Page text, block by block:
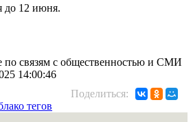
до 12 июня.
связям с общественностью и СМИ
14:00:46
Поделиться:
тегов